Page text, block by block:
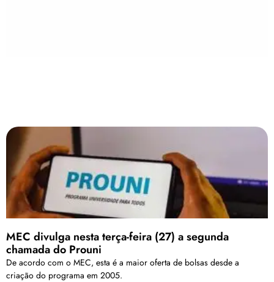
MEC divulga nesta terça-feira (27) a segunda
chamada do Prouni
De acordo com o MEC, esta é a maior oferta de bolsas desde a
criação do programa em 2005.